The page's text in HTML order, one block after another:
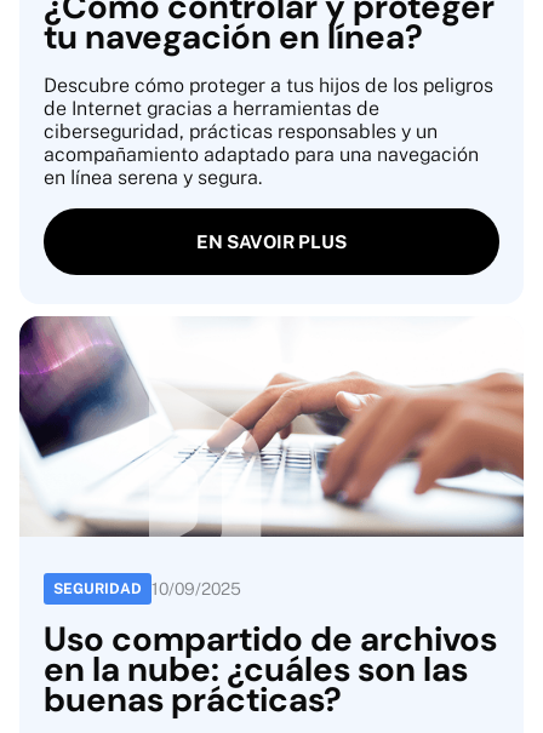
tu navegación en línea?
Descubre cómo proteger a tus hijos de los peligros
de Internet gracias a herramientas de
ciberseguridad, prácticas responsables y un
acompañamiento adaptado para una navegación
en línea serena y segura.
EN SAVOIR PLUS
SEGURIDAD 10/09/2025
Uso compartido de archivos
en la nube: ¿cuáles son las
buenas prácticas?